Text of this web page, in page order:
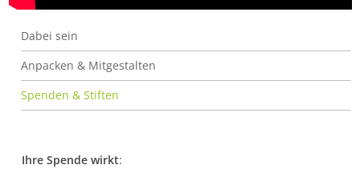
Spenden & Stiften
Dabei sein
Anpacken & Mitgestalten
Spenden & Stiften
Ihre Spende wirkt: